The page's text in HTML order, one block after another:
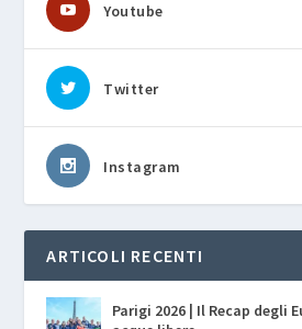
Youtube
Twitter
Instagram
ARTICOLI RECENTI
Parigi 2026 | Il Recap degli